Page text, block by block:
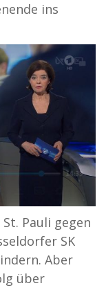
ins
Pauli gegen
SK
Aber
über